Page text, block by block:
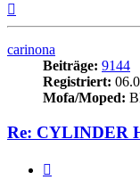
carinona
Beiträge: 9144
Registriert:
Mofa/Moped:
Re: CYLINDER